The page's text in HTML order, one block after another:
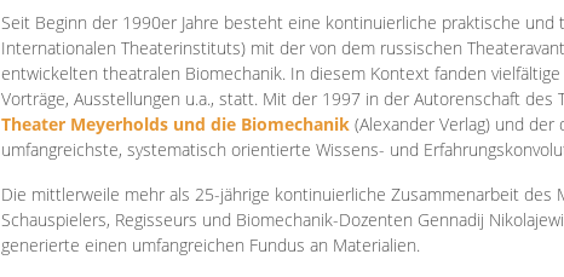
Seit Beginn der 1990er Jahre besteht eine kontinuierliche praktische
Internationalen Theaterinstituts) mit der von dem russischen
entwickelten theatralen Biomechanik. In diesem Kontext fanden
Vorträge, Ausstellungen u.a., statt. Mit der 1997 in der Autorenschaft des
Theater Meyerholds und die Biomechanik (Alexander Verlag) und
umfangreichste, systematisch orientierte Wissens- und
Die mittlerweile mehr als 25-jährige kontinuierliche Zusammenarbeit des
Schauspielers, Regisseurs und Biomechanik-Dozenten Gennadij
generierte einen umfangreichen Fundus an Materialien.